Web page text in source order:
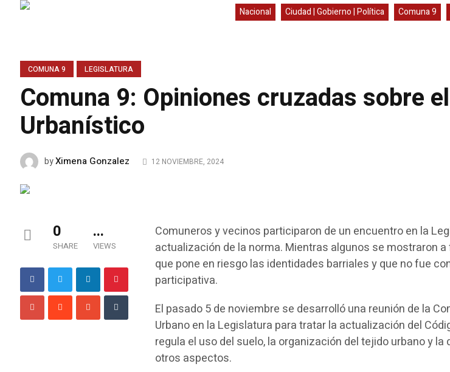
Nacional Ciudad | Gobierno | Política Comuna 9
COMUNA 9 LEGISLATURA
Comuna 9: Opiniones cruzadas sobre
Urbanístico
byXimena Gonzalez 12 NOVIEMBRE, 2024
0
SHARE
...
VIEWS
Comuneros y vecinos participaron de un encuentro en la
actualización de la norma. Mientras algunos se mostraron
que pone en riesgo las identidades barriales y que no fue
participativa.
El pasado 5 de noviembre se desarrolló una reunión de la
Urbano en la Legislatura para tratar la actualización del
regula el uso del suelo, la organización del tejido urbano y
otros aspectos.